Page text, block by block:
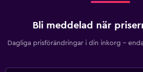
Bli meddelad när
Dagliga prisförändringar i din inkorg –